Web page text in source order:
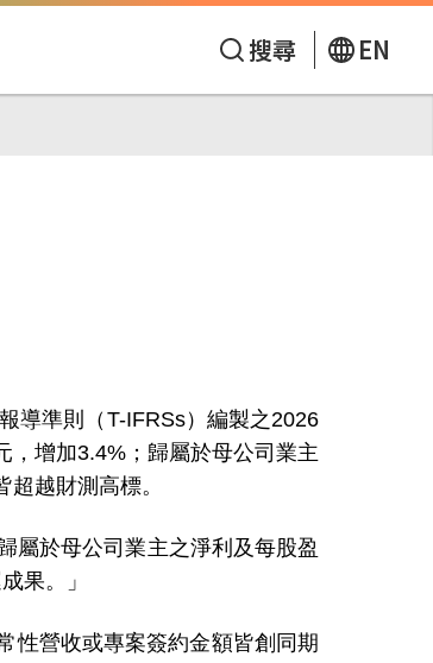
搜尋 EN
導準則（T-IFRSs）編製之2026
，增加3.4%；歸屬於母公司業主
越財測高標。
於母公司業主之淨利及每股盈
果。」
營收或專案簽約金額皆創同期